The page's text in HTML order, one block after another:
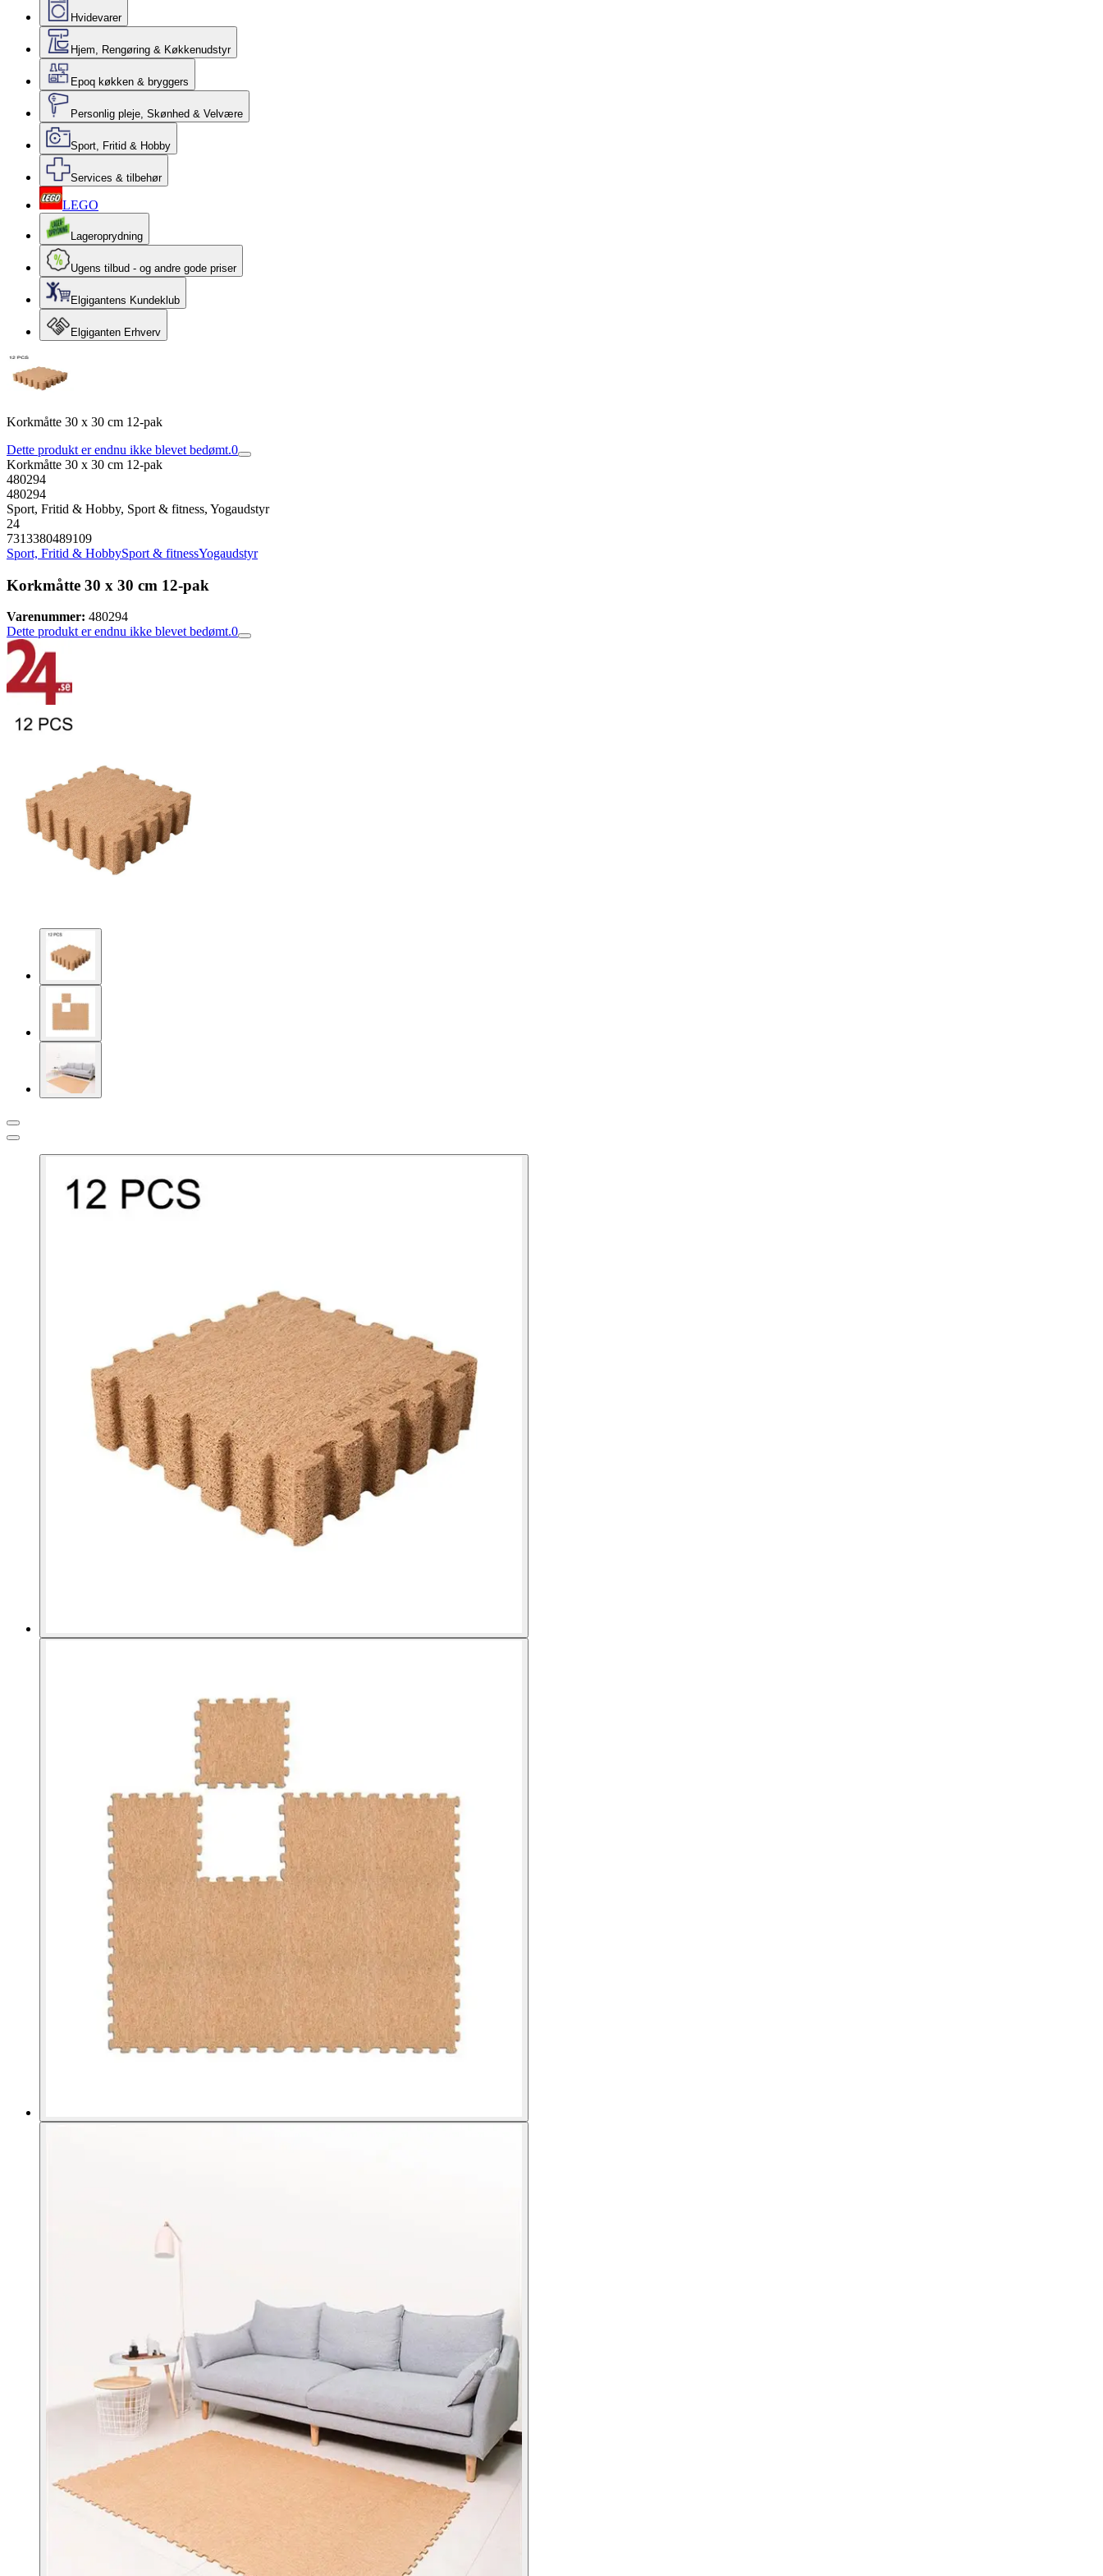
Hvidevarer
Hjem, Rengøring & Køkkenudstyr
Epoq køkken & bryggers
Personlig pleje, Skønhed & Velvære
Sport, Fritid & Hobby
Services & tilbehør
LEGO
Lageroprydning
Ugens tilbud - og andre gode priser
Elgigantens Kundeklub
Elgiganten Erhverv
Korkmåtte 30 x 30 cm 12-pak
Dette produkt er endnu ikke blevet bedømt.0
Korkmåtte 30 x 30 cm 12-pak
480294
480294
Sport, Fritid & Hobby, Sport & fitness, Yogaudstyr
24
7313380489109
Sport, Fritid & HobbySport & fitnessYogaudstyr
Korkmåtte 30 x 30 cm 12-pak
Varenummer: 480294
Dette produkt er endnu ikke blevet bedømt.0